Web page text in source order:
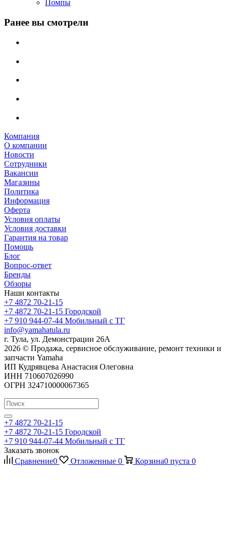
Помпы
Ранее вы смотрели
Компания
О компании
Новости
Сотрудники
Вакансии
Магазины
Политика
Информация
Оферта
Условия оплаты
Условия доставки
Гарантия на товар
Помощь
Блог
Вопрос-ответ
Бренды
Обзоры
Наши контакты
+7 4872 70-21-15
+7 4872 70-21-15 Городской
+7 910 944-07-44 Мобильный с ТГ
info@yamahatula.ru
г. Тула, ул. Демонстрации 26А
2026 © Продажа, сервисное обслуживание, ремонт техники и
запчасти Yamaha
ИП Кудрявцева Анастасия Олеговна
ИНН 710607026990
ОГРН 324710000067365
+7 4872 70-21-15
+7 4872 70-21-15 Городской
+7 910 944-07-44 Мобильный с ТГ
Заказать звонок
Сравнение0 Отложенные 0 Корзина0 пуста 0